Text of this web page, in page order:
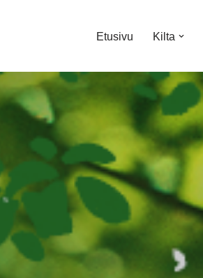
Etusivu Kilta